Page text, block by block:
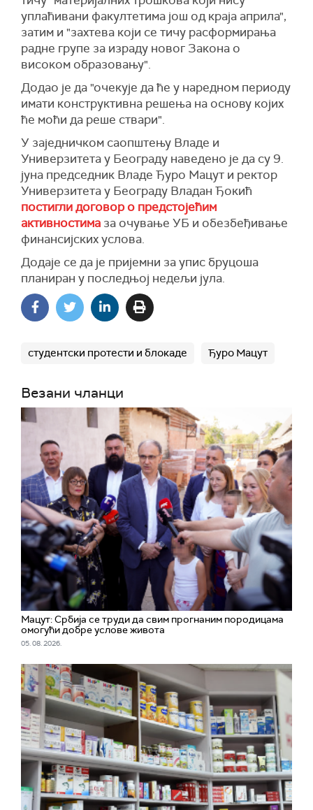
уплаћивани факултетима још од краја априла",
затим и "захтева који се тичу расформирања
радне групе за израду новог Закона о
високом образовању".
Додао је да "очекује да ће у наредном периоду
имати конструктивна решења на основу којих
ће моћи да реше ствари".
У заједничком саопштењу Владе и
Универзитета у Београду наведено је да су 9.
јуна председник Владе Ђуро Мацут и ректор
Универзитета у Београду Владан Ђокић
постигли договор о предстојећим
активностима за очување УБ и обезбеђивање
финансијских услова.
Додаје се да је пријемни за упис бруцоша
планиран у последњој недељи јула.
студентски протести и блокаде Ђуро Мацут
Везани чланци
Мацут: Србија се труди да свим прогнаним породицама
омогући добре услове живота
05. 08. 2026.